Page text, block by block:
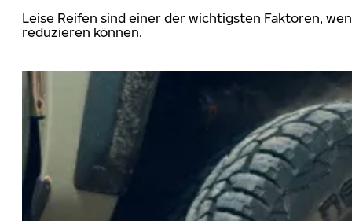
Leise Reifen sind einer der wichtigsten Faktoren,
reduzieren können.